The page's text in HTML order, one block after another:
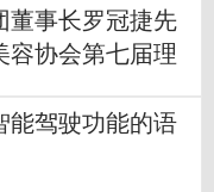
董事长罗冠捷先
容协会第七届理
能驾驶功能的语